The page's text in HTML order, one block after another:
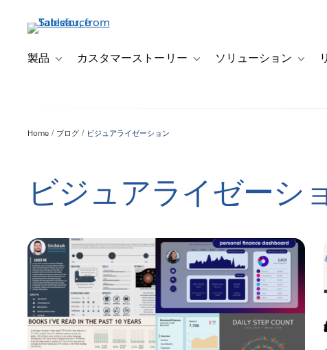
製品 Toggle sub-navigation for 製品
カスタマーストーリー Toggle sub-navigation for カスタ
ソリューション
Home ブログ ビジュアライゼーション
ビジュアライゼーシ